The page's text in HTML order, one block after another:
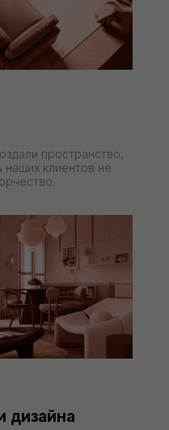
пространство,
наших клиентов не
дизайна